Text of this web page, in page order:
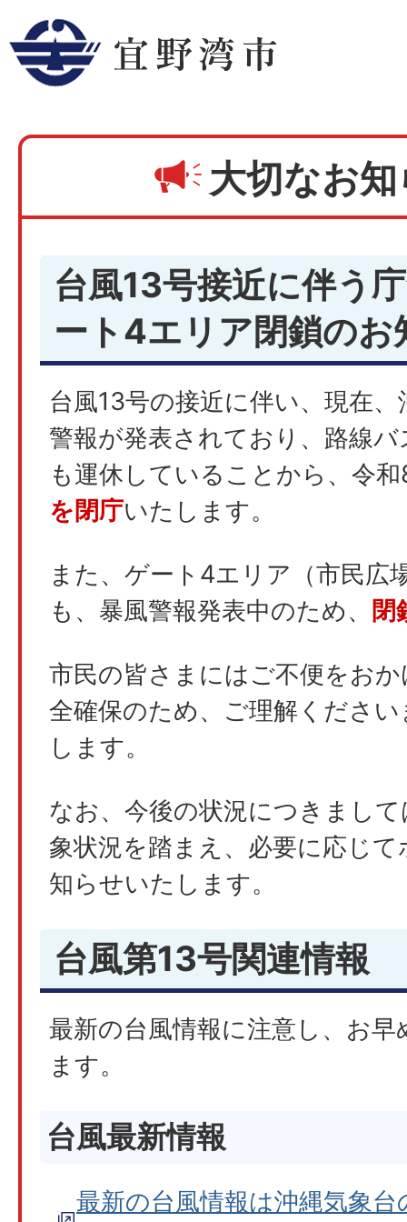
大切なお
台風13号接近に伴う
ート4エリア閉鎖のお
台風13号の接近に伴い、現在
警報が発表されており、路線
も運休していることから、令
を閉庁いたします。
また、ゲート4エリア（市民広
も、暴風警報発表中のため、
閉
市民の皆さまにはご不便をお
全確保のため、ご理解くださ
します。
なお、今後の状況につきまし
象状況を踏まえ、必要に応じ
知らせいたします。
台風第13号関連情報
最新の台風情報に注意し、お
ます。
台風最新情報
最新の台風情報は沖縄気象